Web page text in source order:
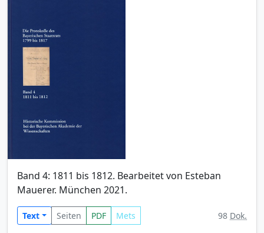
Band 4: 1811 bis 1812. Bearbeitet von Esteban
Mauerer. München 2021.
Text Seiten PDF Mets 98 Dok.